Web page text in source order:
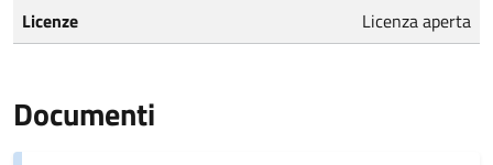
Licenze Licenza aperta
Documenti